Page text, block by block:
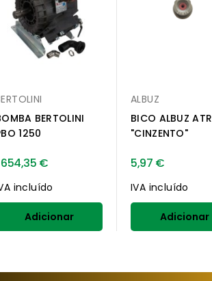
BERTOLINI
1250
654,35 €
incluído
Adicionar
ALBUZ
BICO ALBUZ ATR
"CINZENTO"
5,97 €
IVA incluído
Adicionar